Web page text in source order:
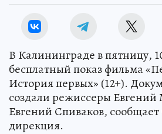
В Калининграде в пятницу,
бесплатный показ фильма
История первых» (12+).
создали режиссеры Евгений
Евгений Спиваков,
дирекция.